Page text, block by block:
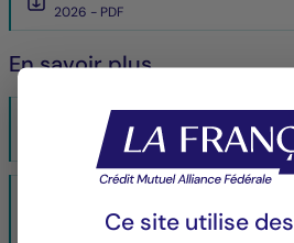
2026 - PDF
En savoir plus
Fiche fiscalité SCPI 2024
PDF 353 Ko
Ce site utilise des